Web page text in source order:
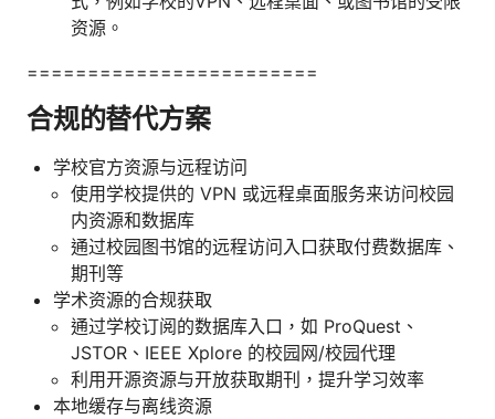
资源。
========================
合规的替代方案
学校官方资源与远程访问
使用学校提供的 VPN 或远程桌面服务来访问校园
内资源和数据库
通过校园图书馆的远程访问入口获取付费数据库、
期刊等
学术资源的合规获取
通过学校订阅的数据库入口，如 ProQuest、
JSTOR、IEEE Xplore 的校园网/校园代理
利用开源资源与开放获取期刊，提升学习效率
本地缓存与离线资源